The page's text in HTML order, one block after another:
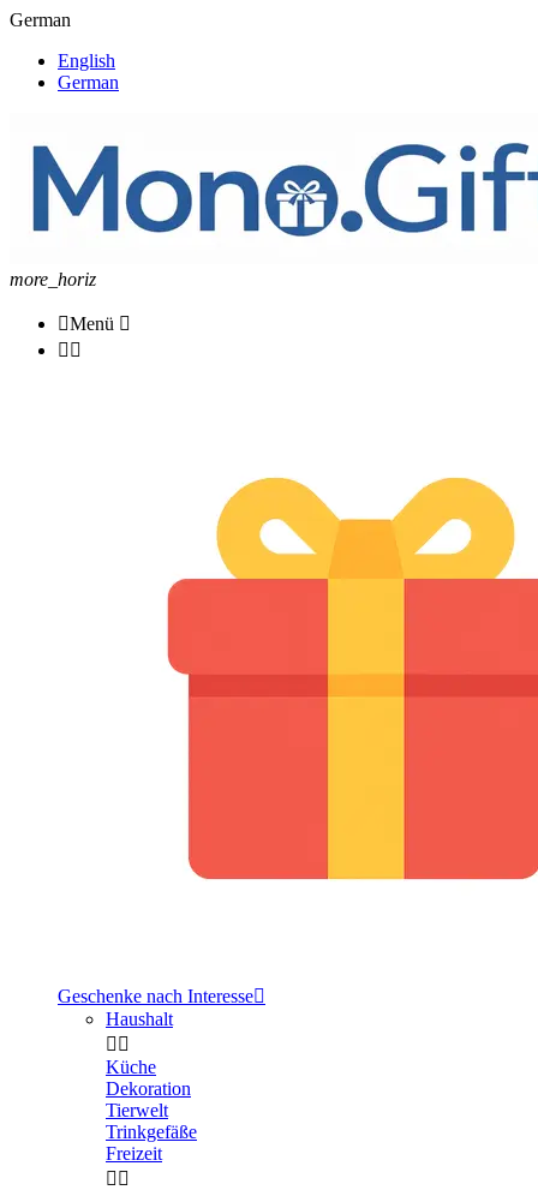
German
English
German
more_horiz
Menü 
 
Geschenke nach Interesse
Haushalt
 
Küche
Dekoration
Tierwelt
Trinkgefäße
Freizeit
 